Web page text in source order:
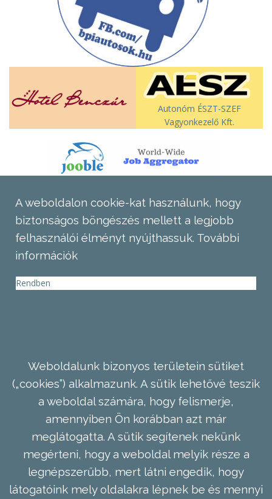
Autonóm ÉSZT-SZEF
Vagyonkezelő Kft.
A weboldalon cookie-kat használunk, hogy
biztonságos böngészés mellett a legjobb
felhasználói élményt nyújthassuk. További
információk
Rendben
Weboldalunk bizonyos területein sütiket
(„cookies”) alkalmazunk. A sütik lehetővé teszik
a weboldal számára, hogy felismerje,
amennyiben Ön korábban azt már
meglátogatta. A sütik segítenek nekünk
megérteni, hogy a weboldal melyik része a
legnépszerűbb, mert látni engedik, hogy
látogatóink mely oldalakra lépnek be és mennyi